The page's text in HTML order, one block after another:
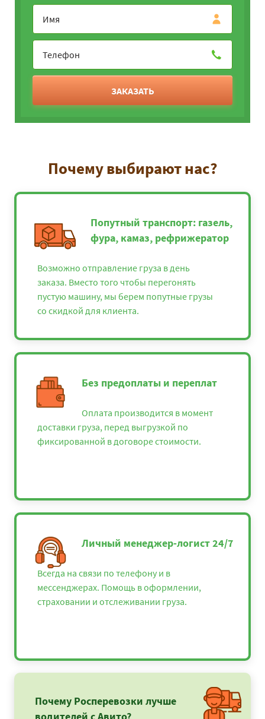
ЗАКАЗАТЬ
Почему выбирают нас?
Попутный транспорт: газель,
фура, камаз, рефрижератор
Возможно отправление груза в день
заказа. Вместо того чтобы перегонять
пустую машину, мы берем попутные грузы
со скидкой для клиента.
Без предоплаты и переплат
Оплата производится в момент
доставки груза, перед выгрузкой по
фиксированной в договоре стоимости.
Личный менеджер-логист 24/7
Всегда на связи по телефону и в
мессенджерах. Помощь в оформлении,
страховании и отслеживании груза.
Почему Росперевозки лучше